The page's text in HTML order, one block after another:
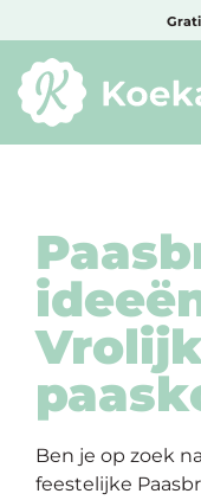
Minimum
Nieuwe
producten
Producten
op
soort
Ben je op zoek
feestelijke